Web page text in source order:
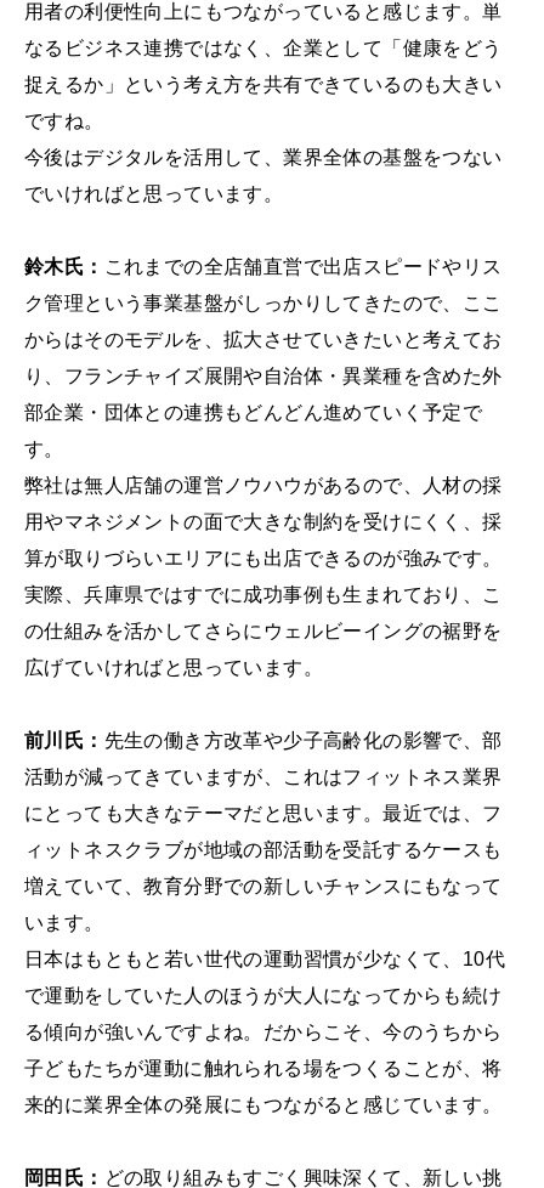
用者の利便性向上にもつながっていると感じます。単
なるビジネス連携ではなく、企業として「健康をどう
捉えるか」という考え方を共有できているのも大きい
ですね。
今後はデジタルを活用して、業界全体の基盤をつない
でいければと思っています。
鈴木氏： これまでの全店舗直営で出店スピードやリス
ク管理という事業基盤がしっかりしてきたので、ここ
からはそのモデルを、拡大させていきたいと考えてお
り、フランチャイズ展開や自治体・異業種を含めた外
部企業・団体との連携もどんどん進めていく予定で
す。
弊社は無人店舗の運営ノウハウがあるので、人材の採
用やマネジメントの面で大きな制約を受けにくく、採
算が取りづらいエリアにも出店できるのが強みです。
実際、兵庫県ではすでに成功事例も生まれており、こ
の仕組みを活かしてさらにウェルビーイングの裾野を
広げていければと思っています。
前川氏： 先生の働き方改革や少子高齢化の影響で、部
活動が減ってきていますが、これはフィットネス業界
にとっても大きなテーマだと思います。最近では、フ
ィットネスクラブが地域の部活動を受託するケースも
増えていて、教育分野での新しいチャンスにもなって
います。
日本はもともと若い世代の運動習慣が少なくて、10代
で運動をしていた人のほうが大人になってからも続け
る傾向が強いんですよね。だからこそ、今のうちから
子どもたちが運動に触れられる場をつくることが、将
来的に業界全体の発展にもつながると感じています。
岡田氏： どの取り組みもすごく興味深くて、新しい挑